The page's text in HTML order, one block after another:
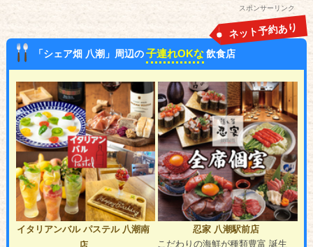
スポンサーリンク
「シェア畑 八潮」周辺の子連れOKな 飲食店
ネット予約あり
イタリアンバル パステル 八潮南
忍家 八潮駅前店
こだわりの海鮮が種類豊富 誕生